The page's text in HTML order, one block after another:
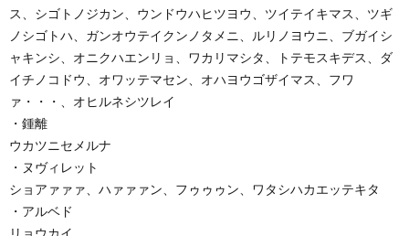
ス、シゴトノジカン、ウンドウハヒツヨウ、ツイテイキマス、ツギ
ノシゴトハ、ガンオウテイクンノタメニ、ルリノヨウニ、ブガイシ
ャキンシ、オニクハエンリョ、ワカリマシタ、トテモスキデス、ダ
イチノコドウ、オワッテマセン、オハヨウゴザイマス、フワ
ァ・・・、オヒルネシツレイ
・鍾離
ウカツニセメルナ
・ヌヴィレット
ショアァァァ、ハァァァン、フゥゥゥン、ワタシハカエッテキタ
・アルベド
リョウカイ